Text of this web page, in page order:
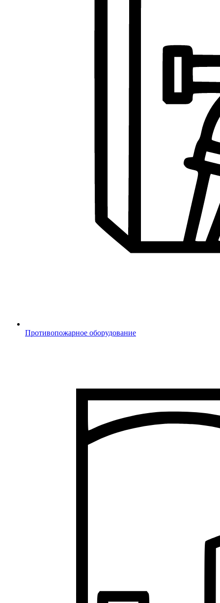
Противопожарное оборудование